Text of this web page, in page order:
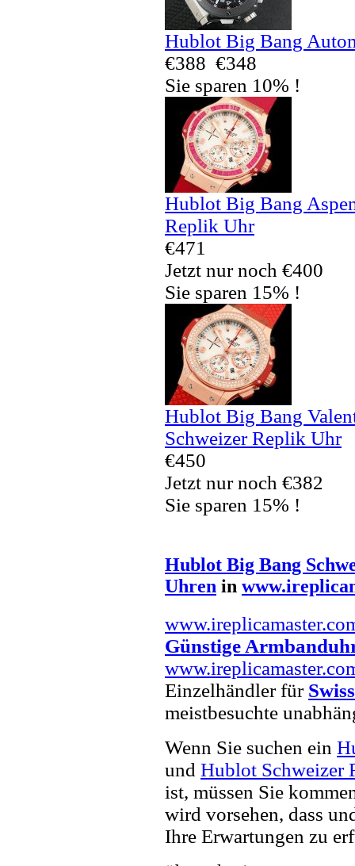
Hublot Big Bang
€388 €348
Sie sparen 10% !
Hublot Big Bang
Replik Uhr
€471
Jetzt nur noch €400
Sie sparen 15% !
Hublot Big Bang
Schweizer Replik Uhr
€450
Jetzt nur noch €382
Sie sparen 15% !
Hublot Big Bang
Uhren in
Günstige
Einzelhändler für
meistbesuchte
Wenn Sie suchen ein
und Hublot Schweizer
ist, müssen Sie
wird vorsehen, dass
Ihre Erwartungen zu